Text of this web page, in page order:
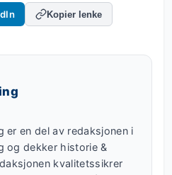
Kopier lenke
er en del av redaksjonen i
og dekker historie &
kvalitetssikrer